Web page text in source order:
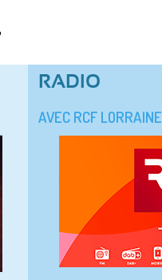
RADIO
AVEC RCF LORRAINE